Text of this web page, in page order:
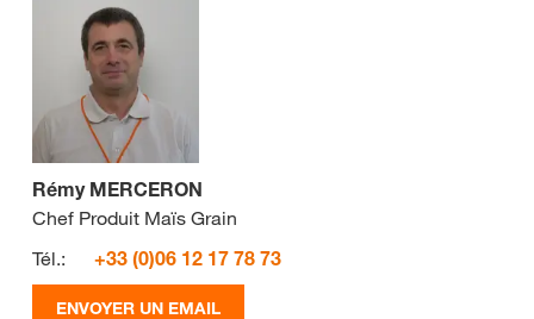
Rémy MERCERON
Chef Produit Maïs Grain
Tél.:
+33 (0)06 12 17 78 73
ENVOYER UN EMAIL